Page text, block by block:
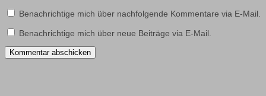
Benachrichtige mich über nachfolgende Kommentare via E-Mail.
Benachrichtige mich über neue Beiträge via E-Mail.